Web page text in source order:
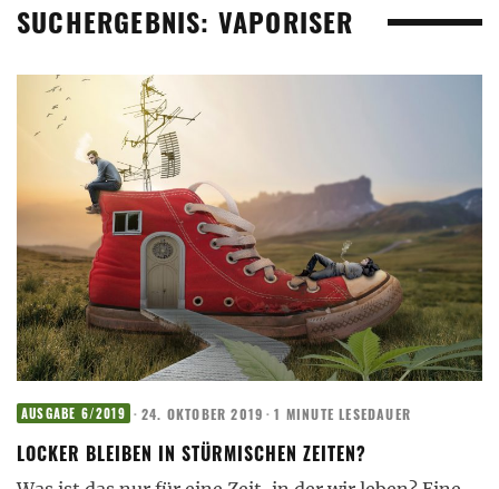
SUCHERGEBNIS: VAPORISER
AUSGABE 6/2019 · 24. OKTOBER 2019 · 1 MINUTE LESEDAUER
LOCKER BLEIBEN IN STÜRMISCHEN ZEITEN?